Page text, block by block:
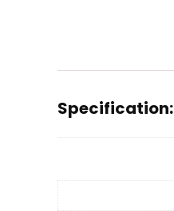
Specification: